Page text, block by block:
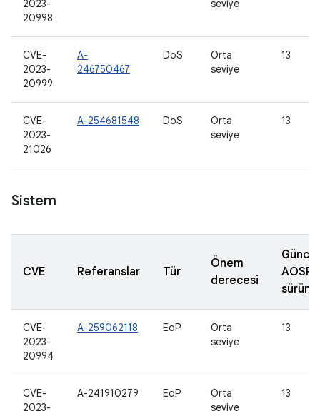
2023-
20998
seviye
CVE-
2023-
20999
A-
246750467
DoS
Orta
seviye
13
CVE-
2023-
21026
A-254681548 DoS
Orta
seviye
13
Sistem
CVE Referanslar Tür
Önem
derecesi
AOSP
CVE-
2023-
20994
A-259062118 EoP
Orta
seviye
13
CVE-
2023-
A-241910279 EoP
Orta
seviye
13